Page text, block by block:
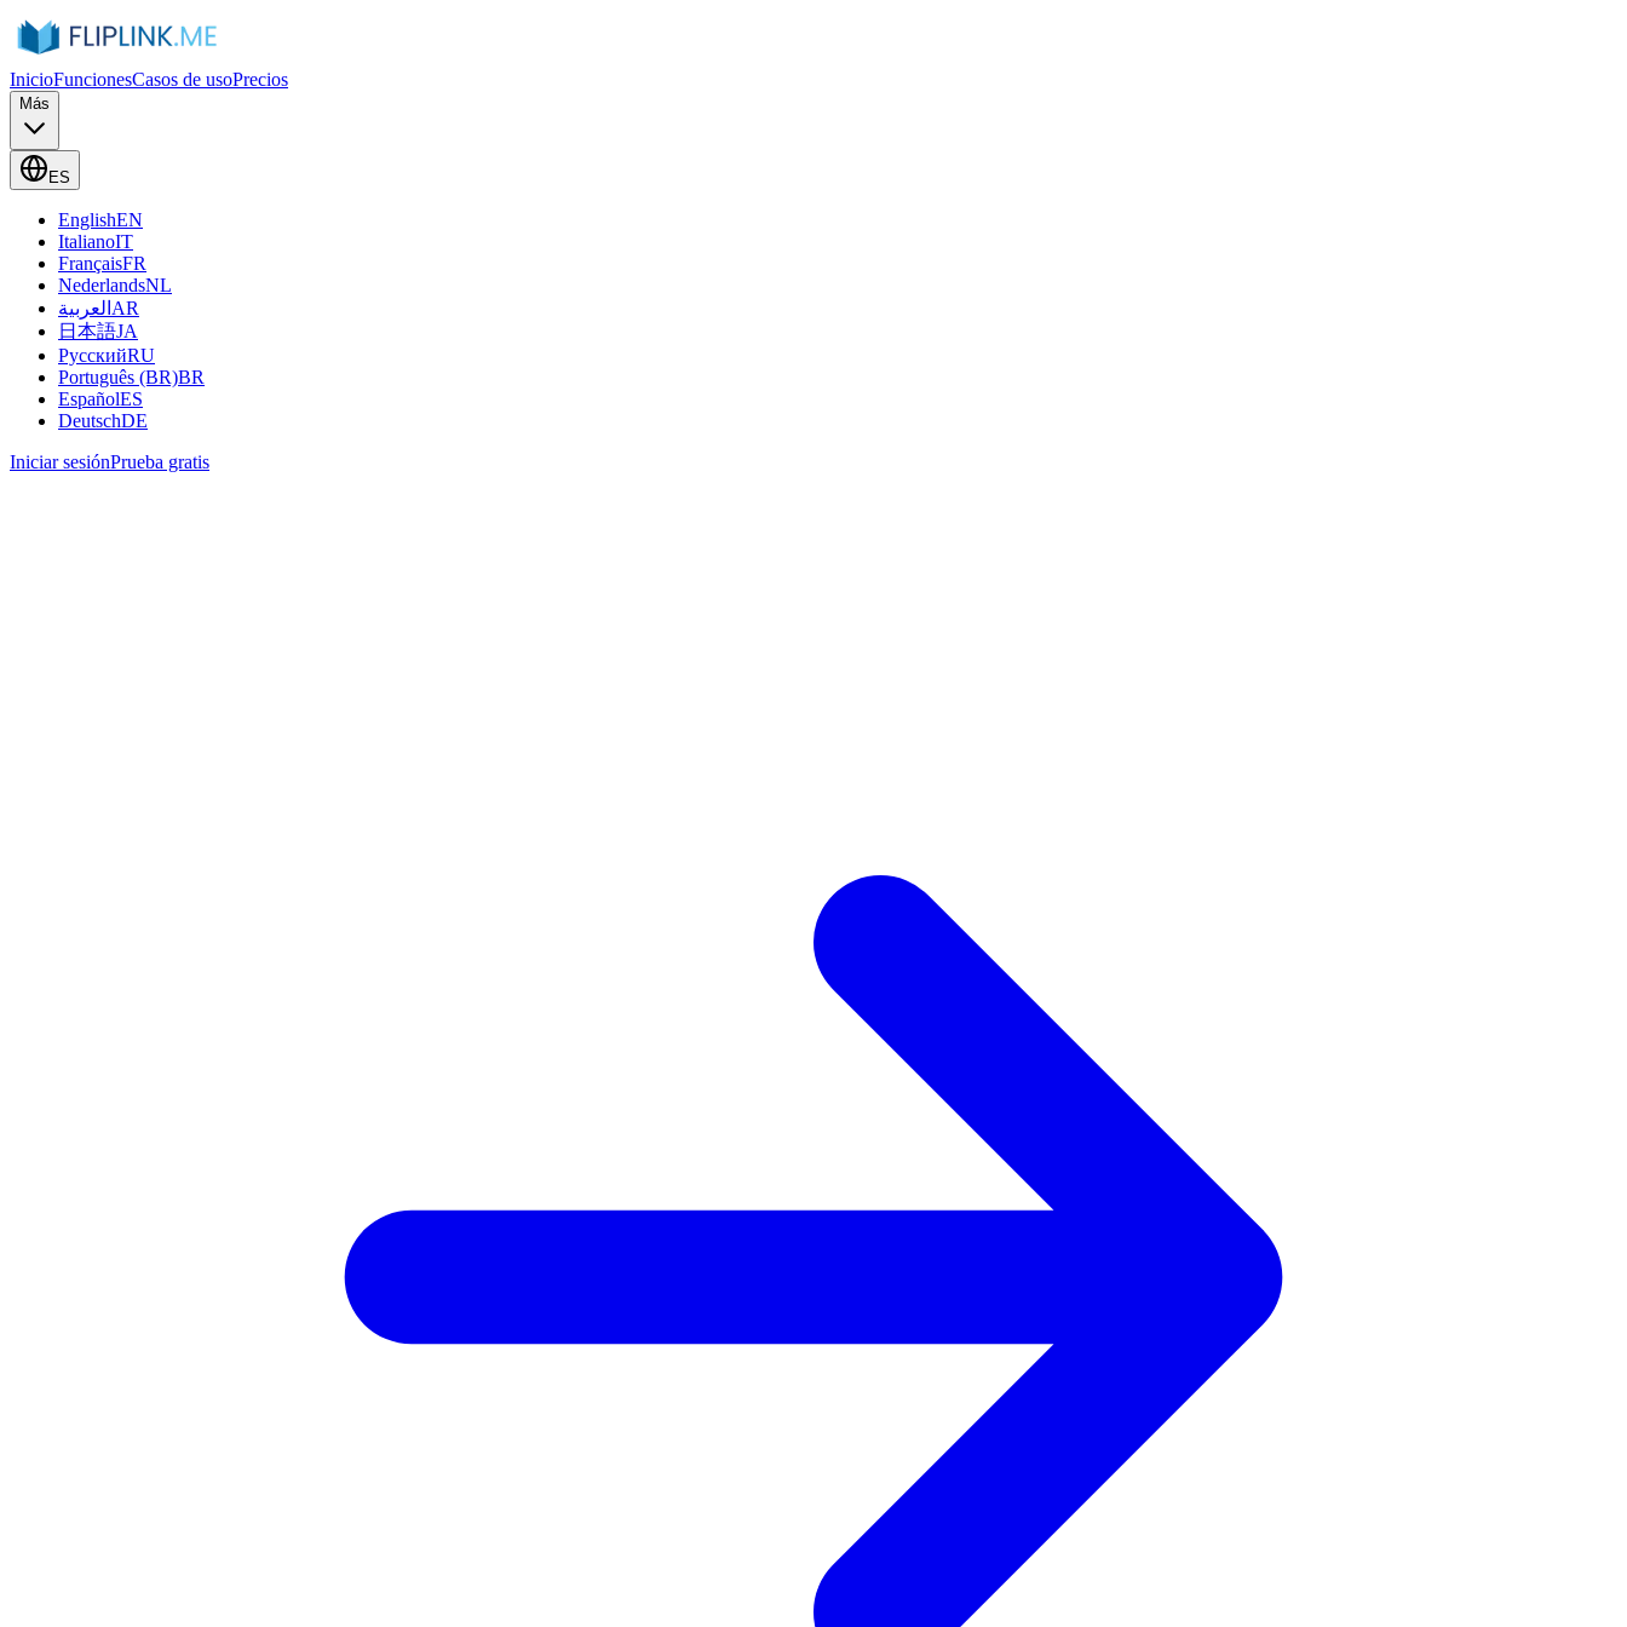
InicioFuncionesCasos de usoPrecios
Más
ES
EnglishEN
ItalianoIT
FrançaisFR
NederlandsNL
العربية AR
日本語JA
РусскийRU
Português (BR)BR
EspañolES
DeutschDE
Iniciar sesiónPrueba gratis